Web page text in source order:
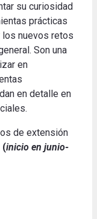
su curiosidad
prácticas
los nuevos retos
Son una
en
en detalle en
.
de extensión
(inicio en junio-